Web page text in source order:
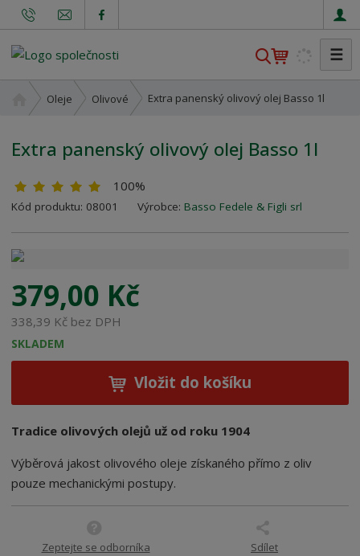
V
h
d
☰
v
d
s
a
Oleje Olivové Extra panenský olivový olej Basso 1l
Extra panenský olivový olej Basso 1l
100%
Kód produktu: 08001
K
r
o
e
:
0
1
2
3
0
Výrobce: Basso Fedele & Figli srl
379,00 Kč
338,39 Kč bez DPH
SKLADEM
Vložit do košíku
Tradice olivových olejů už od roku 1904
Výběrová jakost olivového oleje získaného přímo z oliv
pouze mechanickými postupy.
Zeptejte se odborníka Sdílet